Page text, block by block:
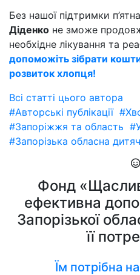
Без нашої підтримки
Діденко не зможе
необхідне лікування та
допоможіть зібрати
розвиток хлопця!
Всі статті цього автора
#Авторські публікації
#Запоріжжя та область
#Запорізька обласна
Фонд
ефективна
Запорізької
її
Їм потрібна